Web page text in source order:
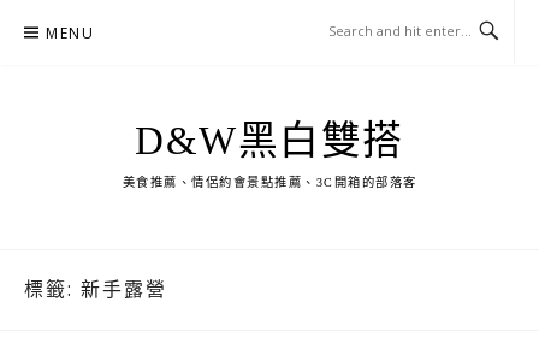
MENU
D&W黑白雙搭
美食推薦、情侶約會景點推薦、3C開箱的部落客
標籤: 新手露營